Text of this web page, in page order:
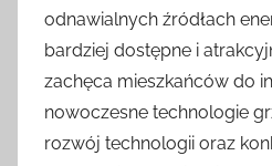
odnawialnych źródłach
bardziej dostępne i
zachęca mieszkańców do
nowoczesne technologie
rozwój technologii oraz